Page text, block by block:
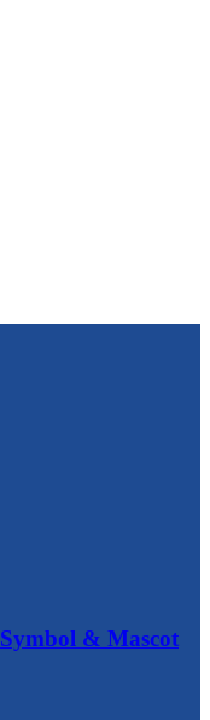
Symbol & Mascot